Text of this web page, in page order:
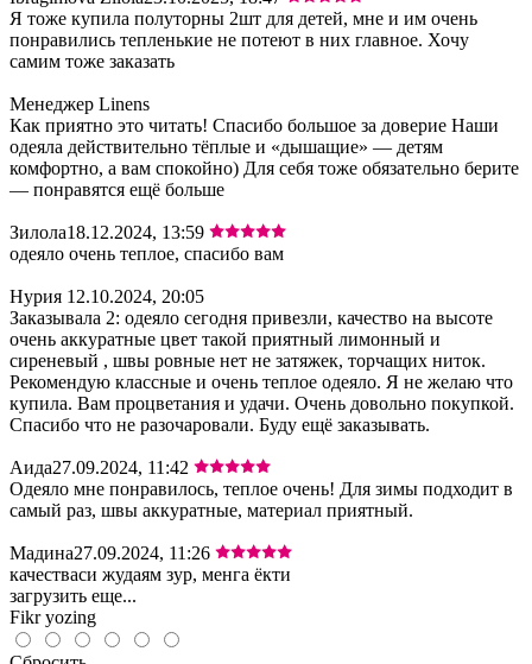
Я тоже купила полуторны 2шт для детей, мне и им очень
понравились тепленькие не потеют в них главное. Хочу
самим тоже заказать
Менеджер Linens
Как приятно это читать! Спасибо большое за доверие Наши
одеяла действительно тёплые и «дышащие» — детям
комфортно, а вам спокойно) Для себя тоже обязательно берите
— понравятся ещё больше
Зилола18.12.2024, 13:59
одеяло очень теплое, спасибо вам
Нурия 12.10.2024, 20:05
Заказывала 2: одеяло сегодня привезли, качество на высоте
очень аккуратные цвет такой приятный лимонный и
сиреневый , швы ровные нет не затяжек, торчащих ниток.
Рекомендую классные и очень теплое одеяло. Я не желаю что
купила. Вам процветания и удачи. Очень довольно покупкой.
Спасибо что не разочаровали. Буду ещё заказывать.
Аида27.09.2024, 11:42
Одеяло мне понравилось, теплое очень! Для зимы подходит в
самый раз, швы аккуратные, материал приятный.
Мадина27.09.2024, 11:26
качестваси жудаям зур, менга ёкти
загрузить еще...
Fikr yozing